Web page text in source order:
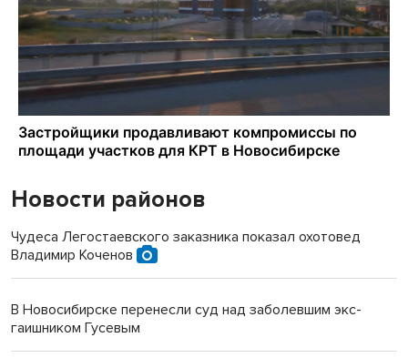
Новости районов
Чудеса Легостаевского заказника показал охотовед
Владимир Коченов
В Новосибирске перенесли суд над заболевшим экс-
гаишником Гусевым